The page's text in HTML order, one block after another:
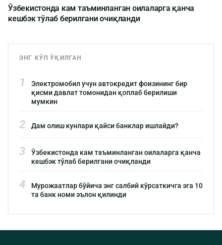
Ўзбекистонда кам таъминланган оилаларга қанча
кешбэк тўлаб берилгани очиқланди
ЭНГ КЎП ЎҚИЛГАН
1
Электромобил учун автокредит фоизининг бир
қисми давлат томонидан қоплаб берилиши
мумкин
2 Дам олиш кунлари қайси банклар ишлайди?
3
Ўзбекистонда кам таъминланган оилаларга қанча
кешбэк тўлаб берилгани очиқланди
4
Мурожаатлар бўйича энг салбий кўрсаткичга эга 10
та банк номи эълон қилинди